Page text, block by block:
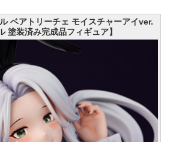
ベアトリーチェ モイスチャーアイver.
塗装済み完成品フィギュア】